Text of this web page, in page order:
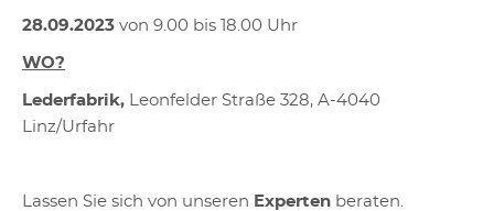
28.09.2023 von 9.00 bis 18.00 Uhr
WO?
Lederfabrik, Leonfelder Straße 328, A-4040
Linz/Urfahr
Lassen Sie sich von unseren Experten beraten.